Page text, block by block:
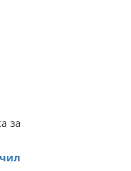
за